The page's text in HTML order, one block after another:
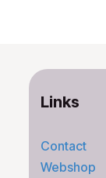
Links
Contact
Webshop